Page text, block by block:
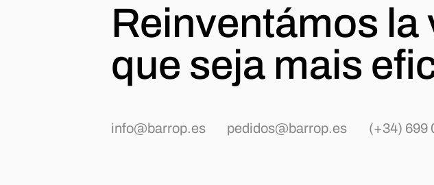
Reinventámos la
que seja mais
info@barrop.es pedidos@barrop.es (+34) 699